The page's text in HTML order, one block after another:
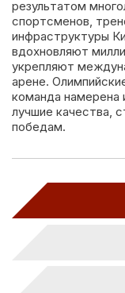
результатом
спортсменов,
инфраструктуры
вдохновляют
укрепляют
арене.
команда намерена
лучшие качества,
победам.